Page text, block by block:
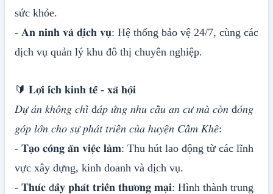
sức khỏe.
- 𝐀𝐧 𝐧𝐢𝐧𝐡 𝐯𝐚̀ 𝐝𝐢̣𝐜𝐡 𝐯𝐮̣: Hệ thống bảo vệ 24/7, cùng các
dịch vụ quản lý khu đô thị chuyên nghiệp.
🔰 𝐋𝐨̛̣𝐢 𝐢́𝐜𝐡 𝐤𝐢𝐧𝐡 𝐭𝐞̂́ - 𝐱𝐚̃ 𝐡𝐨̣̂𝐢
𝐷𝑢̛̣ 𝑎́𝑛 𝑘ℎ𝑜̂𝑛𝑔 𝑐ℎ𝑖̉ đ𝑎́𝑝 𝑢̛́𝑛𝑔 𝑛ℎ𝑢 𝑐𝑎̂̀𝑢 𝑎𝑛 𝑐𝑢̛ 𝑚𝑎̀ 𝑐𝑜̀𝑛 đ𝑜́𝑛𝑔
𝑔𝑜́𝑝 𝑙𝑜̛́𝑛 𝑐ℎ𝑜 𝑠𝑢̛̣ 𝑝ℎ𝑎́𝑡 𝑡𝑟𝑖𝑒̂̉𝑛 𝑐𝑢̉𝑎 ℎ𝑢𝑦𝑒̣̂𝑛 𝐶𝑎̂̉𝑚 𝐾ℎ𝑒̂:
- 𝐓𝐚̣𝐨 𝐜𝐨̂𝐧𝐠 𝐚̆𝐧 𝐯𝐢𝐞̣̂𝐜 𝐥𝐚̀𝐦: Thu hút lao động từ các lĩnh
vực xây dựng, kinh doanh và dịch vụ.
- 𝐓𝐡𝐮́𝐜 đ𝐚̂̉𝐲 𝐩𝐡𝐚́𝐭 𝐭𝐫𝐢𝐞̂̉𝐧 𝐭𝐡𝐮̛𝐨̛𝐧𝐠 𝐦𝐚̣𝐢: Hình thành trung